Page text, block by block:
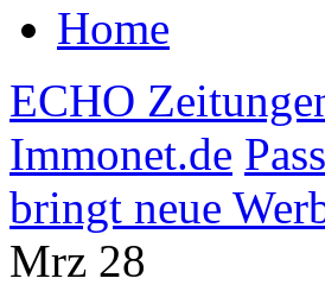
Home
ECHO
Immonet.de
bringt neue
Mrz 28